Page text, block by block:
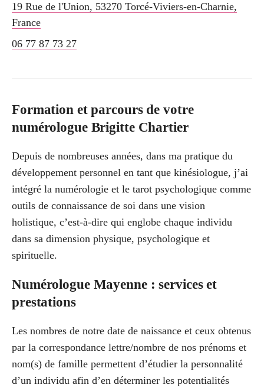
19 Rue de l'Union, 53270 Torcé-Viviers-en-Charnie,
France
06 77 87 73 27
Formation et parcours de votre
numérologue Brigitte Chartier
Depuis de nombreuses années, dans ma pratique du
développement personnel en tant que kinésiologue, j’ai
intégré la numérologie et le tarot psychologique comme
outils de connaissance de soi dans une vision
holistique, c’est-à-dire qui englobe chaque individu
dans sa dimension physique, psychologique et
spirituelle.
Numérologue Mayenne : services et
prestations
Les nombres de notre date de naissance et ceux obtenus
par la correspondance lettre/nombre de nos prénoms et
nom(s) de famille permettent d’étudier la personnalité
d’un individu afin d’en déterminer les potentialités